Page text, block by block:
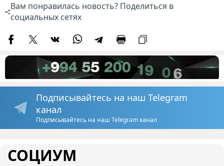
Вам понравилась новость? Поделиться в
социальных сетях
Подписывайтесь на наш Telegram
канал
Подписывайтесь на наш Telegram канал
СОЦИУМ